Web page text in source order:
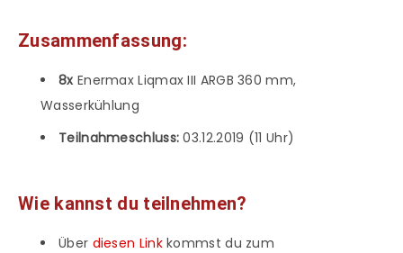
Zusammenfassung:
8x Enermax Liqmax III ARGB 360 mm,
Wasserkühlung
Teilnahmeschluss:03.12.2019 (11 Uhr)
Wie kannst du teilnehmen?
Über diesen Linkkommst du zum